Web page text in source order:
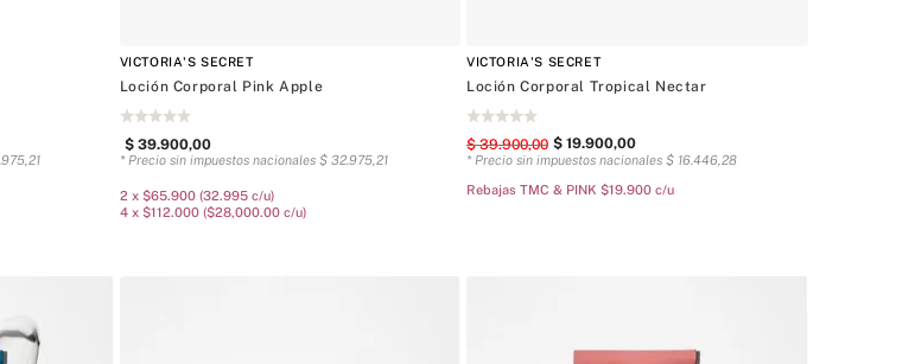
975 21
VICTORIA'S SECRET
Loción Corporal Pink Apple
$ 39.900,00
* Precio sin impuestos nacionales $ 32.975, 21
2 x $65.900 (32.995 c/u)
4 x $112.000 ($28,000.00 c/u)
VICTORIA'S SECRET
Loción Corporal Tropical Nectar
$ 39.900,00 $ 19.900,00
* Precio sin impuestos nacionales $ 16446 28
Rebajas TMC & PINK $19.900 c/u